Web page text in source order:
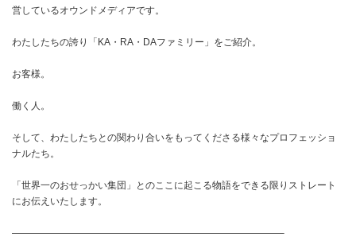
営しているオウンドメディアです。
わたしたちの誇り「KA・RA・DAファミリー」をご紹介。
お客様。
働く人。
そして、わたしたちとの関わり合いをもってくださる様々なプロフェッショ
ナルたち。
「世界一のおせっかい集団」とのここに起こる物語をできる限りストレート
にお伝えいたします。
————————————————————————————–